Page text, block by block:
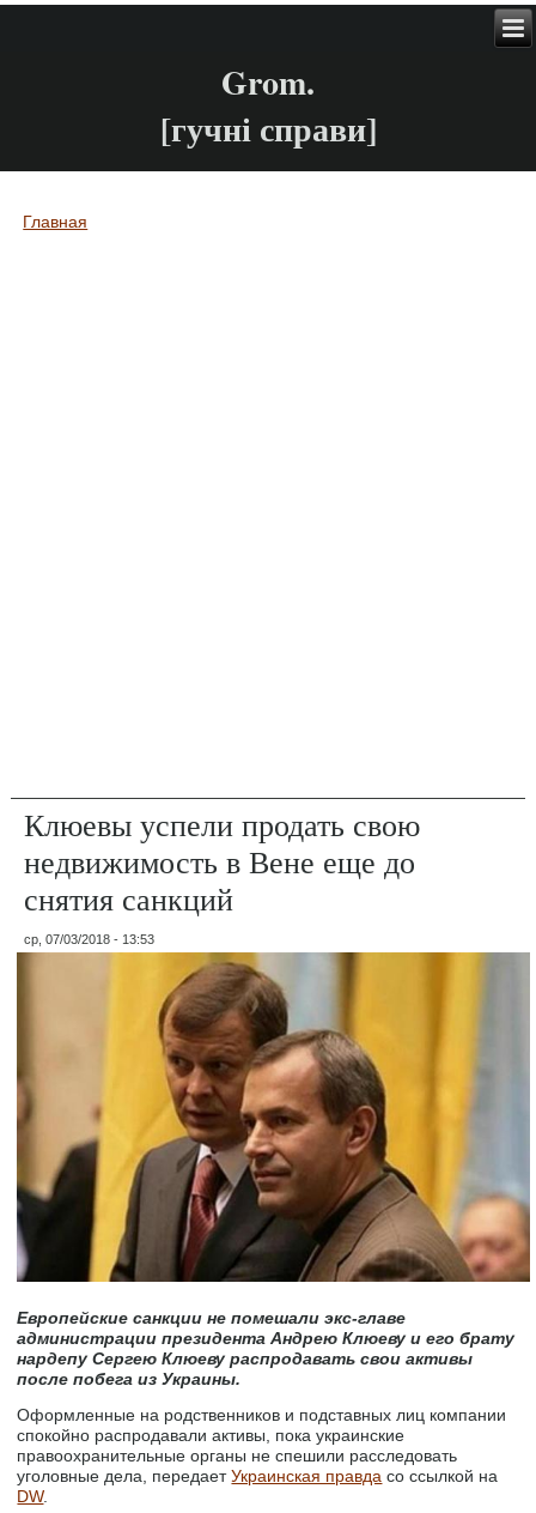
Grom.
[гучні справи]
Вы здесь
Главная
Клюевы успели продать свою
недвижимость в Вене еще до
снятия санкций
ср, 07/03/2018 - 13:53
Европейские санкции не помешали экс-главе
администрации президента Андрею Клюеву и его брату
нардепу Сергею Клюеву распродавать свои активы
после побега из Украины.
Оформленные на родственников и подставных лиц компании
спокойно распродавали активы, пока украинские
правоохранительные органы не спешили расследовать
уголовные дела, передаетУкраинская правда со ссылкой на
DW.